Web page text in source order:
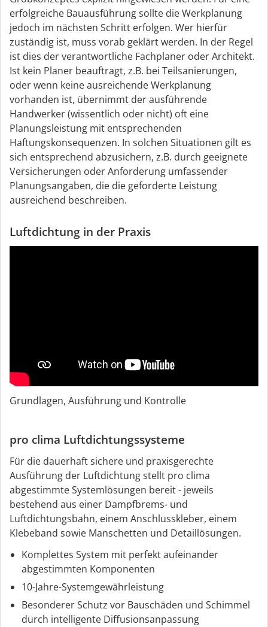
erfolgreiche Bauausführung sollte die Werkplanung
jedoch im nächsten Schritt erfolgen. Wer hierfür
zuständig ist, muss vorab geklärt werden. In der Regel
ist dies der verantwortliche Fachplaner oder Architekt.
Ist kein Planer beauftragt, z.B. bei Teilsanierungen,
oder wenn keine ausreichende Werkplanung
vorhanden ist, übernimmt der ausführende
Handwerker (wissentlich oder nicht) oft eine
Planungsleistung mit entsprechenden
Haftungskonsequenzen. In solchen Situationen gilt es
sich entsprechend abzusichern, z.B. durch geeignete
Versicherungen oder Anforderung umfassender
Planungsangaben, die die geforderte Leistung
ausreichend beschreiben.
Luftdichtung in der Praxis
Grundlagen, Ausführung und Kontrolle
pro clima Luftdichtungssysteme
Für die dauerhaft sichere und praxisgerechte
Ausführung der Luftdichtung stellt pro clima
abgestimmte Systemlösungen bereit - jeweils
bestehend aus einer Dampfbrems- und
Luftdichtungsbahn, einem Anschlusskleber, einem
Klebeband sowie Manschetten und Detaillösungen.
Komplettes System mit perfekt aufeinander
abgestimmten Komponenten
10-Jahre-Systemgewährleistung
Besonderer Schutz vor Bauschäden und Schimmel
durch intelligente Diffusionsanpassung